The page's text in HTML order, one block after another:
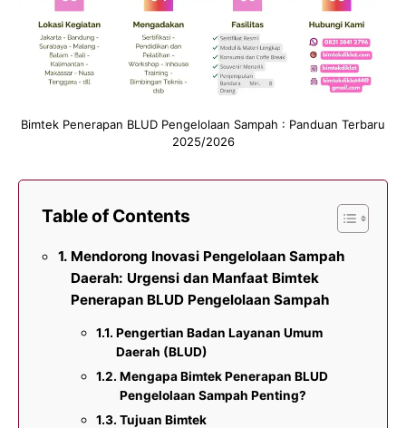
Bimtek Penerapan BLUD Pengelolaan Sampah : Panduan Terbaru
2025/2026
Table of Contents
Mendorong Inovasi Pengelolaan Sampah
Daerah: Urgensi dan Manfaat Bimtek
Penerapan BLUD Pengelolaan Sampah
Pengertian Badan Layanan Umum
Daerah (BLUD)
Mengapa Bimtek Penerapan BLUD
Pengelolaan Sampah Penting?
Tujuan Bimtek